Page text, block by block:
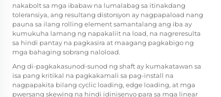
nakabolt sa mga ibabaw na lumalabag sa itinakdang
toleransiya, ang resultang distorsyon ay nagpapaload nang
pauna sa ilang rolling element samantalang ang iba ay
kumukuha lamang ng napakaliit na load, na nagreresulta
sa hindi pantay na pagkasira at maagang pagkabigo ng
mga bahaging sobrang naloload.
Ang di-pagkakasunod-sunod ng shaft ay kumakatawan sa
isa pang kritikal na pagkakamali sa pag-install na
nagpapakita bilang cyclic loading, edge loading, at mga
pwersang skewing na hindi idinisenyo para sa mga linear